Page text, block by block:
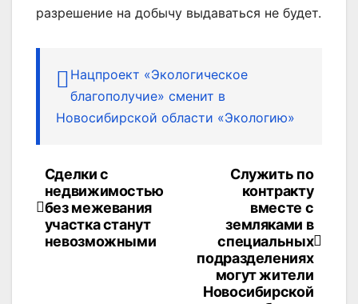
разрешение на добычу выдаваться не будет.
Нацпроект «Экологическое
благополучие» сменит в
Новосибирской области «Экологию»
Навигация
по
записям
Служить по
контракту
вместе с
земляками в
специальных
подразделениях
могут жители
Новосибирской
Сделки с
недвижимостью
без межевания
участка станут
невозможными